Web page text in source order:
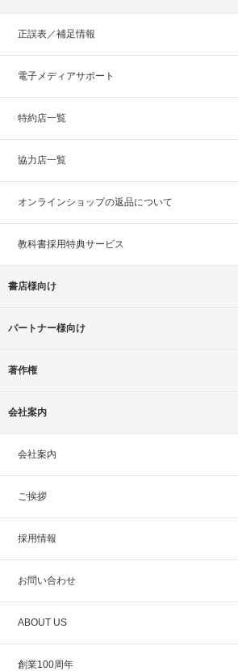
正誤表／補足情報
電子メディアサポート
特約店一覧
協力店一覧
オンラインショップの返品について
教科書採用特典サービス
書店様向け
パートナー様向け
著作権
会社案内
会社案内
ご挨拶
採用情報
お問い合わせ
ABOUT US
創業100周年